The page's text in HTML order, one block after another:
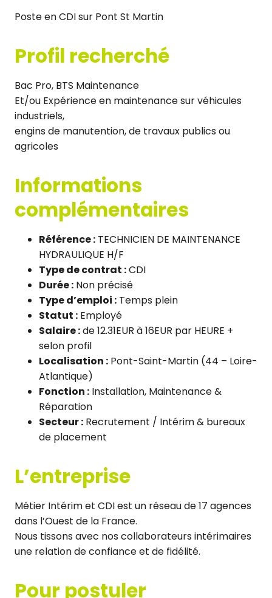
Poste en CDI sur Pont St Martin
Profil recherché
Bac Pro, BTS Maintenance
Et/ou Expérience en maintenance sur véhicules
industriels,
engins de manutention, de travaux publics ou
agricoles
Informations
complémentaires
Référence : TECHNICIEN DE MAINTENANCE
HYDRAULIQUE H/F
Type de contrat :CDI
Durée : Non précisé
Type d’emploi : Temps plein
Statut : Employé
Salaire :de 12.31EUR à 16EUR par HEURE +
selon profil
Localisation : Pont-Saint-Martin (44 – Loire-
Atlantique)
Fonction : Installation, Maintenance &
Réparation
Secteur : Recrutement / Intérim & bureaux
de placement
L’entreprise
Métier Intérim et CDI est un réseau de 17 agences
dans l’Ouest de la France.
Nous tissons avec nos collaborateurs intérimaires
une relation de confiance et de fidélité.
Pour postuler